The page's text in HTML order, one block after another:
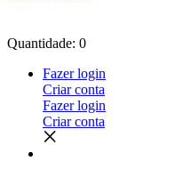
Quantidade: 0
Fazer login
Criar conta
Fazer login
Criar conta